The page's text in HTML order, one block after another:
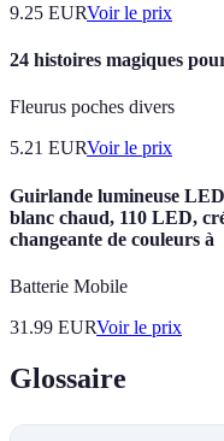
9.25 EURVoir le prix
24 histoires magiques
Fleurus poches divers
5.21 EURVoir le prix
Guirlande lumineuse
blanc chaud, 110 LED,
changeante de couleurs à
Batterie Mobile
31.99 EURVoir le prix
Glossaire